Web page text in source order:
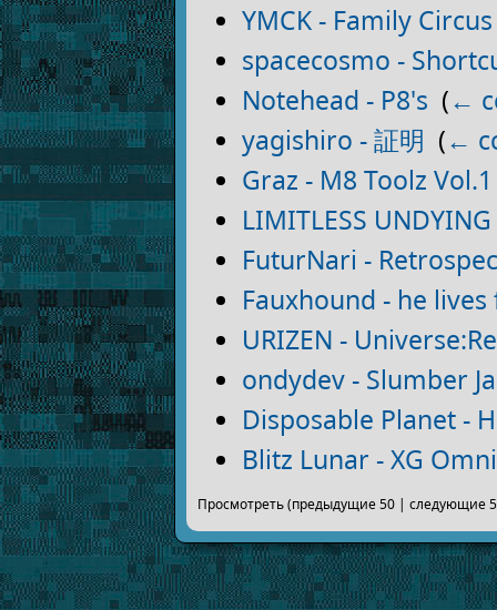
YMCK - Family Circus
spacecosmo -
Notehead - P8's (←
yagishiro - 証明 (←
Graz - M8 Toolz Vol.1
LIMITLESS
FuturNari -
Fauxhound - he
URIZEN -
ondydev - Slumber
Disposable Planet -
Blitz Lunar - XG
Просмотреть (предыдущие 50 | следующие